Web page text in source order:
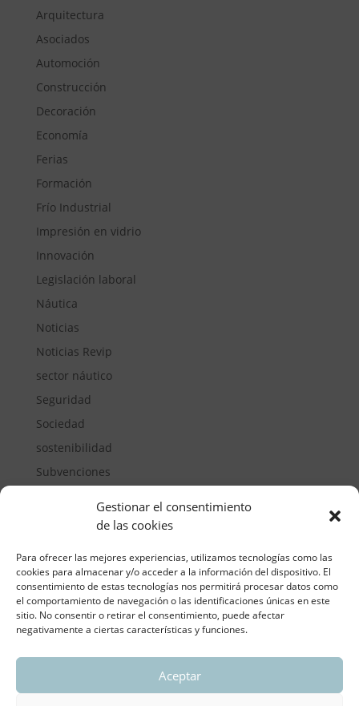
Gestionar el consentimiento
de las cookies
Para ofrecer las mejores experiencias, utilizamos tecnologías como las
cookies para almacenar y/o acceder a la información del dispositivo. El
consentimiento de estas tecnologías nos permitirá procesar datos como
el comportamiento de navegación o las identificaciones únicas en este
sitio. No consentir o retirar el consentimiento, puede afectar
negativamente a ciertas características y funciones.
Aceptar
Arquitectura
Asociados
Automoción
Construcción
Decoración
Economía
Ferias
Formación
Frío Industrial
Impresión en vidrio
Innovación
Legislación laboral
Náutica
Noticias
Noticias Revip
sector náutico
Seguridad
Sociedad
sostenibilidad
Subvenciones
ASOCIACIÓN REGIONAL VALENCIANA DE